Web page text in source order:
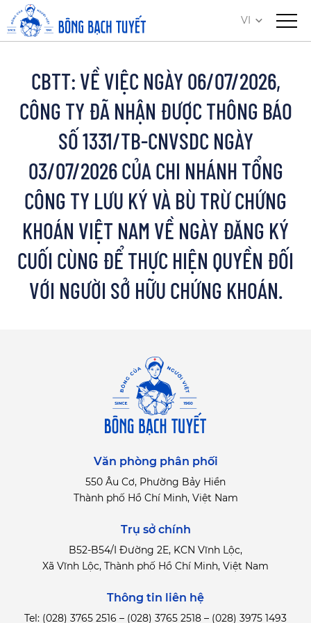
VI
CBTT: VỀ VIỆC NGÀY 06/07/2026,
CÔNG TY ĐÃ NHẬN ĐƯỢC THÔNG BÁO
SỐ 1331/TB-CNVSDC NGÀY
03/07/2026 CỦA CHI NHÁNH TỔNG
CÔNG TY LƯU KÝ VÀ BÙ TRỪ CHỨNG
KHOÁN VIỆT NAM VỀ NGÀY ĐĂNG KÝ
CUỐI CÙNG ĐỂ THỰC HIỆN QUYỀN ĐỐI
VỚI NGƯỜI SỞ HỮU CHỨNG KHOÁN.
Văn phòng phân phối
550 Âu Cơ, Phường Bảy Hiền
Thành phố Hồ Chí Minh, Việt Nam
Trụ sở chính
B52-B54/I Đường 2E, KCN Vĩnh Lộc,
Xã Vĩnh Lộc, Thành phố Hồ Chí Minh, Việt Nam
Thông tin liên hệ
Tel: (028) 3765 2516 – (028) 3765 2518 – (028) 3975 1493